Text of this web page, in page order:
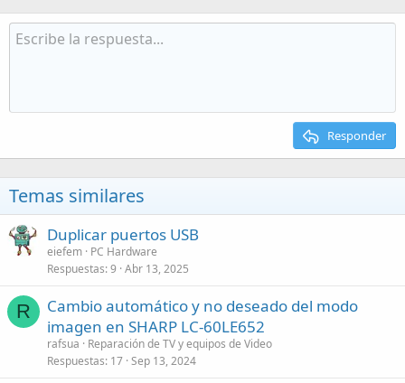
Responder
Temas similares
Duplicar puertos USB
eiefem PC Hardware
Respuestas 9 Abr 13, 2025
R
Cambio automático y no deseado del modo
imagen en SHARP LC-60LE652
rafsua
Reparación de TV y equipos de Video
Respuestas 17 Sep 13, 2024